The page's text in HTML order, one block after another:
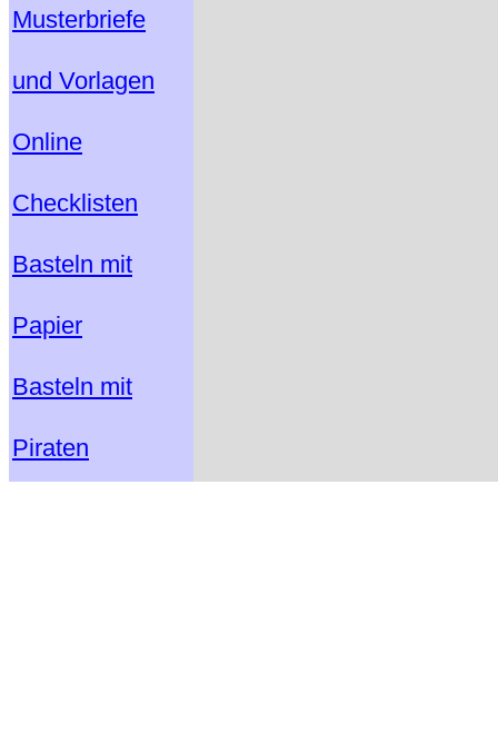
Musterbriefe
und Vorlagen
Online
Checklisten
Basteln mit
Papier
Basteln mit
Piraten